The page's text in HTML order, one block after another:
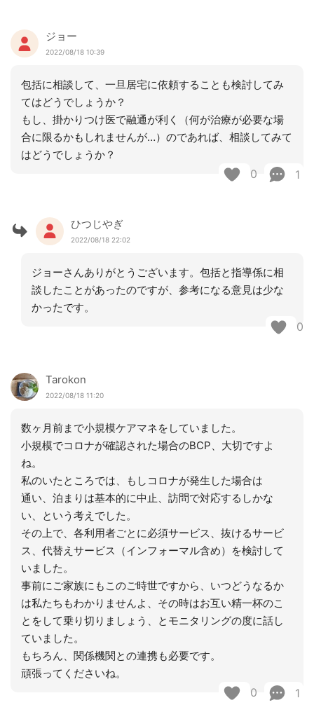
ジョー
2022/08/18 10:39
包括に相談して、一旦居宅に依頼することも検討してみ
てはどうでしょうか？
もし、掛かりつけ医で融通が利く（何が治療が必要な場
合に限るかもしれませんが…）のであれば、相談してみて
はどうでしょうか？
0 1
ひつじやぎ
2022/08/18 22:02
ジョーさんありがとうございます。包括と指導係に相
談したことがあったのですが、参考になる意見は少な
かったです。
0
Tarokon
2022/08/18 11:20
数ヶ月前まで小規模ケアマネをしていました。
小規模でコロナが確認された場合のBCP、大切ですよ
ね。
私のいたところでは、もしコロナが発生した場合は
通い、泊まりは基本的に中止、訪問で対応するしかな
い、という考えでした。
その上で、各利用者ごとに必須サービス、抜けるサービ
ス、代替えサービス（インフォーマル含め）を検討して
いました。
事前にご家族にもこのご時世ですから、いつどうなるか
は私たちもわかりませんよ、その時はお互い精一杯のこ
とをして乗り切りましょう、とモニタリングの度に話し
ていました。
もちろん、関係機関との連携も必要です。
頑張ってくださいね。
0 1